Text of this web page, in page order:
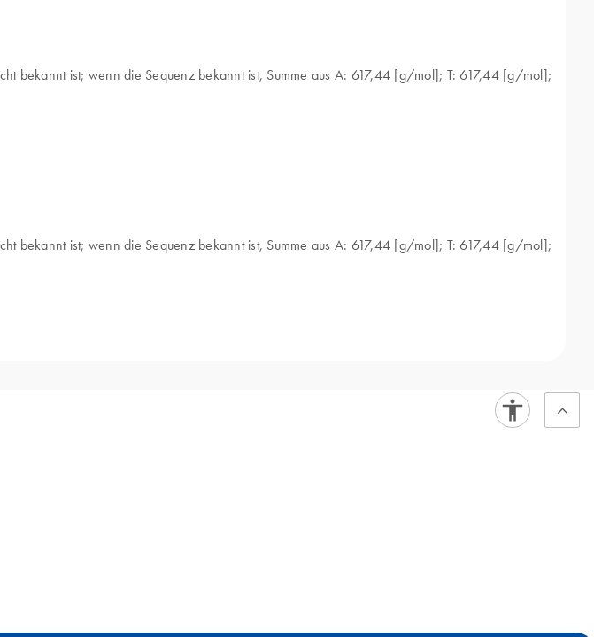
bekannt ist; wenn die Sequenz bekannt ist, Summe aus A: 617,44 [g/mol]; T: 617,44 [g/mol];
bekannt ist; wenn die Sequenz bekannt ist, Summe aus A: 617,44 [g/mol]; T: 617,44 [g/mol];
Experimente von zentraler Bedeutung. Der Umrechner hilft Forschenden, basierend auf der
eingesetzt, während die quantitative PCR (qPCR) die Quantifizierung von DNA-
DNA genau bestimmen oder die Berechnung von Standardkurven für die absolute
der DNA-Probe bestimmt werden. Der Umrechner erleichtert die Umrechnung der Masse an
Sequenzierung erforderlich ist.
sichergestellt.